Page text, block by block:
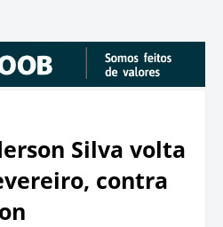
Silva volta
contra